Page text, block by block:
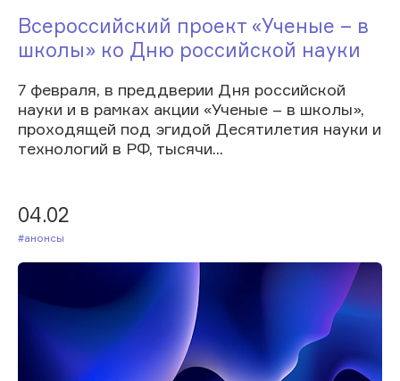
Всероссийский проект «Ученые – в
школы» ко Дню российской науки
7 февраля, в преддверии Дня российской
науки и в рамках акции «Ученые – в школы»,
проходящей под эгидой Десятилетия науки и
технологий в РФ, тысячи...
04.02
#Анонсы